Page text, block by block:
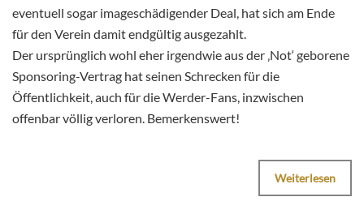
eventuell sogar imageschädigender Deal, hat sich am Ende
für den Verein damit endgültig ausgezahlt.
Der ursprünglich wohl eher irgendwie aus der ‚Not‘ geborene
Sponsoring-Vertrag hat seinen Schrecken für die
Öffentlichkeit, auch für die Werder-Fans, inzwischen
offenbar völlig verloren. Bemerkenswert!
Weiterlesen